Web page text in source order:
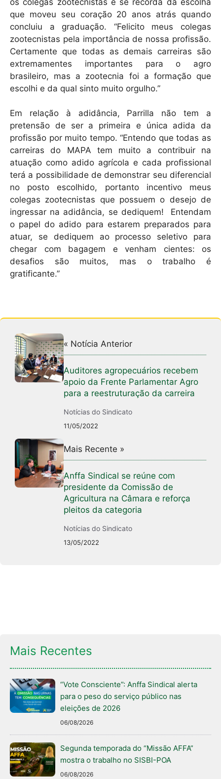
que moveu seu coração 20 anos atrás quando
concluiu a graduação. “Felicito meus colegas
zootecnistas pela importância de nossa profissão.
Certamente que todas as demais carreiras são
extremamentes importantes para o agro
brasileiro, mas a zootecnia foi a formação que
escolhi e da qual sinto muito orgulho.”
Em relação à adidância, Parrilla não tem a
pretensão de ser a primeira e única adida da
profissão por muito tempo. “Entendo que todas as
carreiras do MAPA tem muito a contribuir na
atuação como adido agrícola e cada profissional
terá a possibilidade de demonstrar seu diferencial
no posto escolhido, portanto incentivo meus
colegas zootecnistas que possuem o desejo de
ingressar na adidância, se dediquem! Entendam
o papel do adido para estarem preparados para
atuar, se dediquem ao processo seletivo para
chegar com bagagem e venham cientes: os
desafios são muitos, mas o trabalho é
gratificante.”
« Notícia Anterior
Auditores agropecuários recebem
apoio da Frente Parlamentar Agro
para a reestruturação da carreira
Notícias do Sindicato
11/05/2022
Mais Recente »
Anffa Sindical se reúne com
presidente da Comissão de
Agricultura na Câmara e reforça
pleitos da categoria
Notícias do Sindicato
13/05/2022
Mais Recentes
“Vote Consciente”: Anffa Sindical alerta
para o peso do serviço público nas
eleições de 2026
06/08/2026
Segunda temporada do “Missão AFFA”
mostra o trabalho no SISBI-POA
06/08/2026